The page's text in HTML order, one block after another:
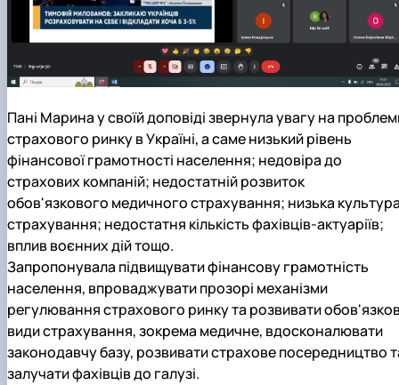
Пані Марина у своїй доповіді звернула увагу на
страхового ринку в Україні, а саме низький рівень
фінансової грамотності населення; недовіра до
страхових компаній; недостатній розвиток
обов'язкового медичного страхування; низька
страхування; недостатня кількість фахівців-актуаріїв;
вплив воєнних дій тощо.
Запропонувала підвищувати фінансову грамотність
населення, впроваджувати прозорі механізми
регулювання страхового ринку та розвивати
види страхування, зокрема медичне, вдосконалювати
законодавчу базу, розвивати страхове посередництво
залучати фахівців до галузі.